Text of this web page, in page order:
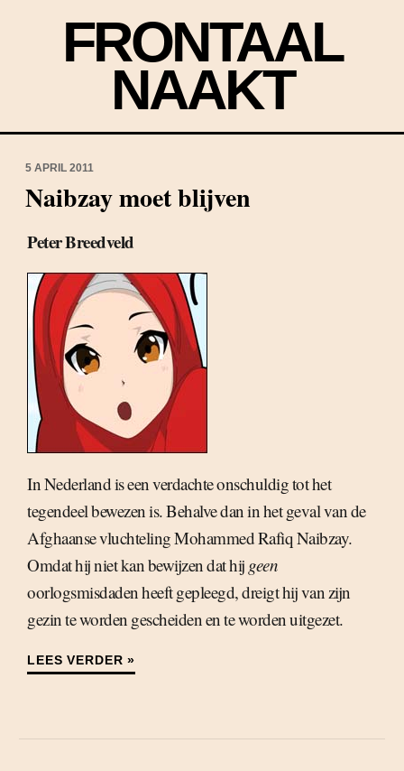
FRONTAAL
NAAKT
5 APRIL 2011
Naibzay moet blijven
Peter Breedveld
In Nederland is een verdachte onschuldig tot het
tegendeel bewezen is. Behalve dan in het geval van de
Afghaanse vluchteling Mohammed Rafiq Naibzay.
Omdat hij niet kan bewijzen dat hij geen
oorlogsmisdaden heeft gepleegd, dreigt hij van zijn
gezin te worden gescheiden en te worden uitgezet.
LEES VERDER »